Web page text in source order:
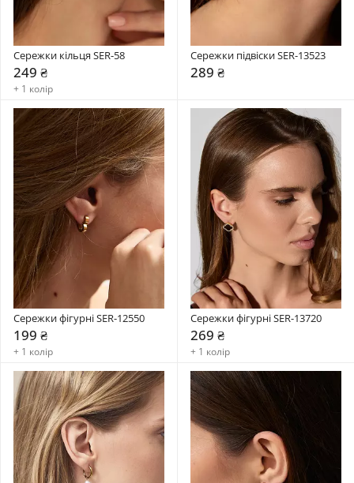
Сережки кільця SER-58
249 ₴
+ 1 колір
Сережки підвіски SER-13523
289 ₴
Сережки фігурні SER-12550
199 ₴
+ 1 колір
Сережки фігурні SER-13720
269 ₴
+ 1 колір